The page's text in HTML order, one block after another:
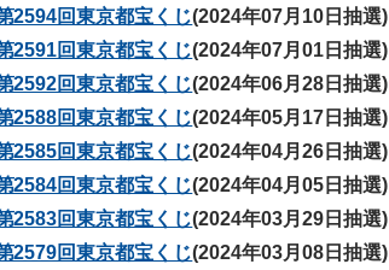
2594回東京都宝くじ(2024年07月10日抽選)
2591回東京都宝くじ(2024年07月01日抽選)
2592回東京都宝くじ(2024年06月28日抽選)
2588回東京都宝くじ(2024年05月17日抽選)
2585回東京都宝くじ(2024年04月26日抽選)
2584回東京都宝くじ(2024年04月05日抽選)
2583回東京都宝くじ(2024年03月29日抽選)
2579回東京都宝くじ(2024年03月08日抽選)